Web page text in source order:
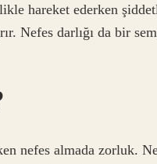
hareket ederken
Nefes darlığı da bir
nefes almada zorluk.